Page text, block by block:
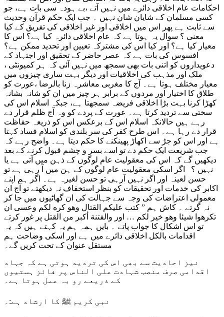
احکامات عام اخلاقی دائرے میں نہیں آتے ،بے ہودہ سی بات ہے، جو
کسی مسلمان کے شایان شان نہیں ۔ جب ایک حکم قرآن وحدیث
سے ثابت ہے پھر اس میں اخلاقی اور غیر اخلاقی کی تفریق کے کیا
معنی ؟ سوال یہ ہوتا ہے کہ عام اخلاقی دائرہ کیا ہے؟ اس کا
معیار کیا ہے؟ اور کیا اس کی مشترکہ تعیین اور تحدید ممکن ہے؟
افسوس کی بات ہے کہ عصر حاضر کے تحقیق اور اجتہاد کے
دعویداروں کو اتنی بات بھی سمجھ میں نہیں آئی کہ ہر کمیونٹی ،
ملک اور مذہب کی اخلاقیات اور دیگر بہت ساری چیزوں میں
معیار مختلف ہوتا ہے۔ آج کا مغربی معاشرہ زنا بالرضا ،عورت کو
طلاق کا اختیار اور مردوں کے برابر ہر چیز میں ان کو شانہ بشانہ
کھڑا کرنا بہت بڑا اخلاقی فریضہ سمجھتا ہے، جبکہ اسلام اس کی
سختی سے تردید کرتا ہے۔ عورت کے پردے کو وہ آج ظلم قرار دے
رہے ہیں حالانکہ اسلام اس کے برعکس اس کو ذریعہ حفاظت
قرار دے رہا ہے۔ اس طرح کفر کی سر بلندی کو اسلام فساد کہتا
ہے اور اس کو جڑ سے اکھاڑ پھینکنے کا حکم دیتا ہے۔ واضح رہے کہ
جب شریعت ایک حکم دے تو اسے بسر و چشم قبول کرنے کے بعد
دیکھیں گے کہ اس کی معقولیت عام لوگوں کے ذہن میں آتی ہے یا
نہیں ؟ اگر اسکی معقولیت عام لوگوں کے ہن میں آ رہی ہے تو
حسن لعینہ اور اگر نہیں آرہی تو حسن لغیرہ ہے۔ اگر ہم اپنے
اکابر کی خدمات اور تحقیقات کو بنظر استخفاف نہ دیکھتے تو آج ان
معمولی اعتراضات کی وجہ سے جہالت کی ان گھاٹیوں میں جا کر
نہ گرتے ۔ کاش ہم ” کتب عليكم القتال وهو كره لكم وعسى ان
تكرهوا شيئا وهو خير لكم … اور والفتنة أكبر من القتل پر غور کرتے
تو اس اشکال کا جواب پاتے ۔ بایں ہمہ ہم یہ کہتے ہیں کہ یہ
اقدامات بالکل اخلاقی دائرے میں ہے اور اسکی وضاحت ہم
مستقل عنوان کے تحت کریں گے۔
نیز احادیث سے بھی اس کی تردید ہوتی ہے کہ جہاد
اقدامی صرف منصب شہادت علی الناس پر فائز ہستیوں
کے ذریعے رو بہ عمل ہوتا ہے۔
نبی کریم ﷺ کا ارشاد ہے:۔